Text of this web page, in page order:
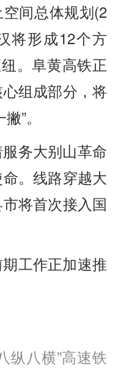
间总体规划(2
将形成12个方
。阜黄高铁正
组成部分，将
”。
务大别山革命
。线路穿越大
将首次接入国
工作正加速推
纵八横”高速铁